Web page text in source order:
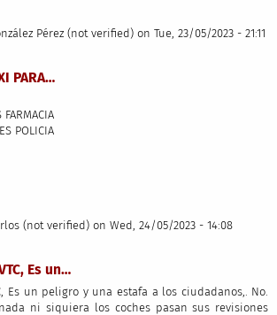
Pérez (not verified) on Tue, 23/05/2023 - 21:11
PARA…
FARMACIA
POLICIA
(not verified) on Wed, 24/05/2023 - 14:08
Es un…
Es un peligro y una estafa a los ciudadanos,. No.
ni siquiera los coches pasan sus revisiones